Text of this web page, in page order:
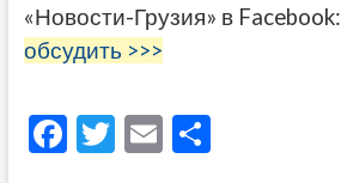
«Новости-Грузия» в Facebook:
обсудить >>>
F T E О